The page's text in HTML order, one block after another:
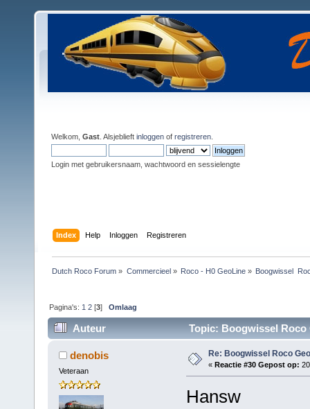
Welkom, Gast . Alsjeblieft inloggen of registreren
Login met gebruikersnaam, wachtwoord en sessielengte
Index Help Inloggen Registreren
Dutch Roco Forum » Commercieel» Roco - H0 GeoLine» Boogwissel
Pagina's: 1 2 [3]Omlaag
Auteur Topic: Boogwissel Roco
denobis
Veteraan
Re: Boogwissel Roco
« Reactie #30 Gepost op:
Hansw